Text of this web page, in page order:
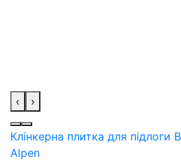
‹ ›
Клінкерна плитка для підлоги
Alpen